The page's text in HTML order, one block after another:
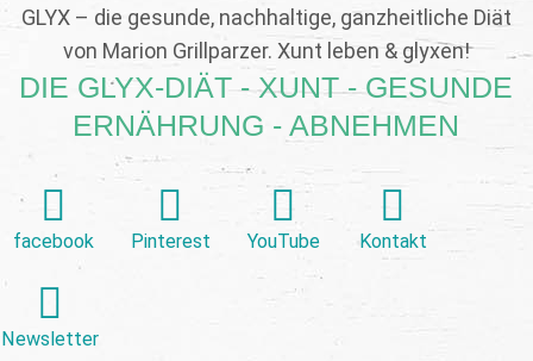
GLYX – die gesunde, nachhaltige, ganzheitliche Diät
von Marion Grillparzer. Xunt leben & glyxen!
DIE GLYX-DIÄT - XUNT - GESUNDE
ERNÄHRUNG - ABNEHMEN
facebook Pinterest YouTube Kontakt
Newsletter